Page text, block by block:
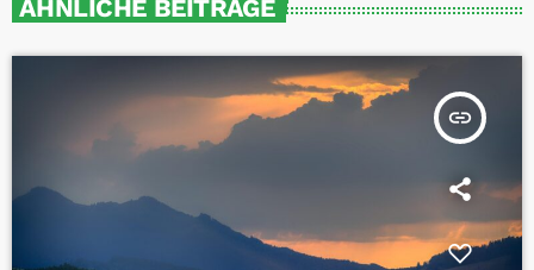
ÄHNLICHE BEITRÄGE
insert_link